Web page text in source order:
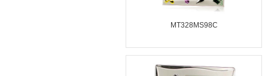
MT328MS98C